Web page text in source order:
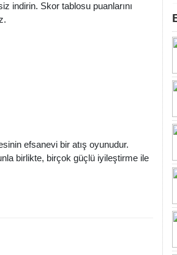
indirin. Skor tablosu puanlarını
efsanevi bir atış oyunudur.
birlikte, birçok güçlü iyileştirme ile